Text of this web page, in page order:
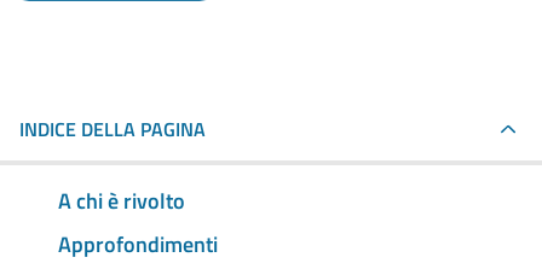
INDICE DELLA PAGINA
A chi è rivolto
Approfondimenti